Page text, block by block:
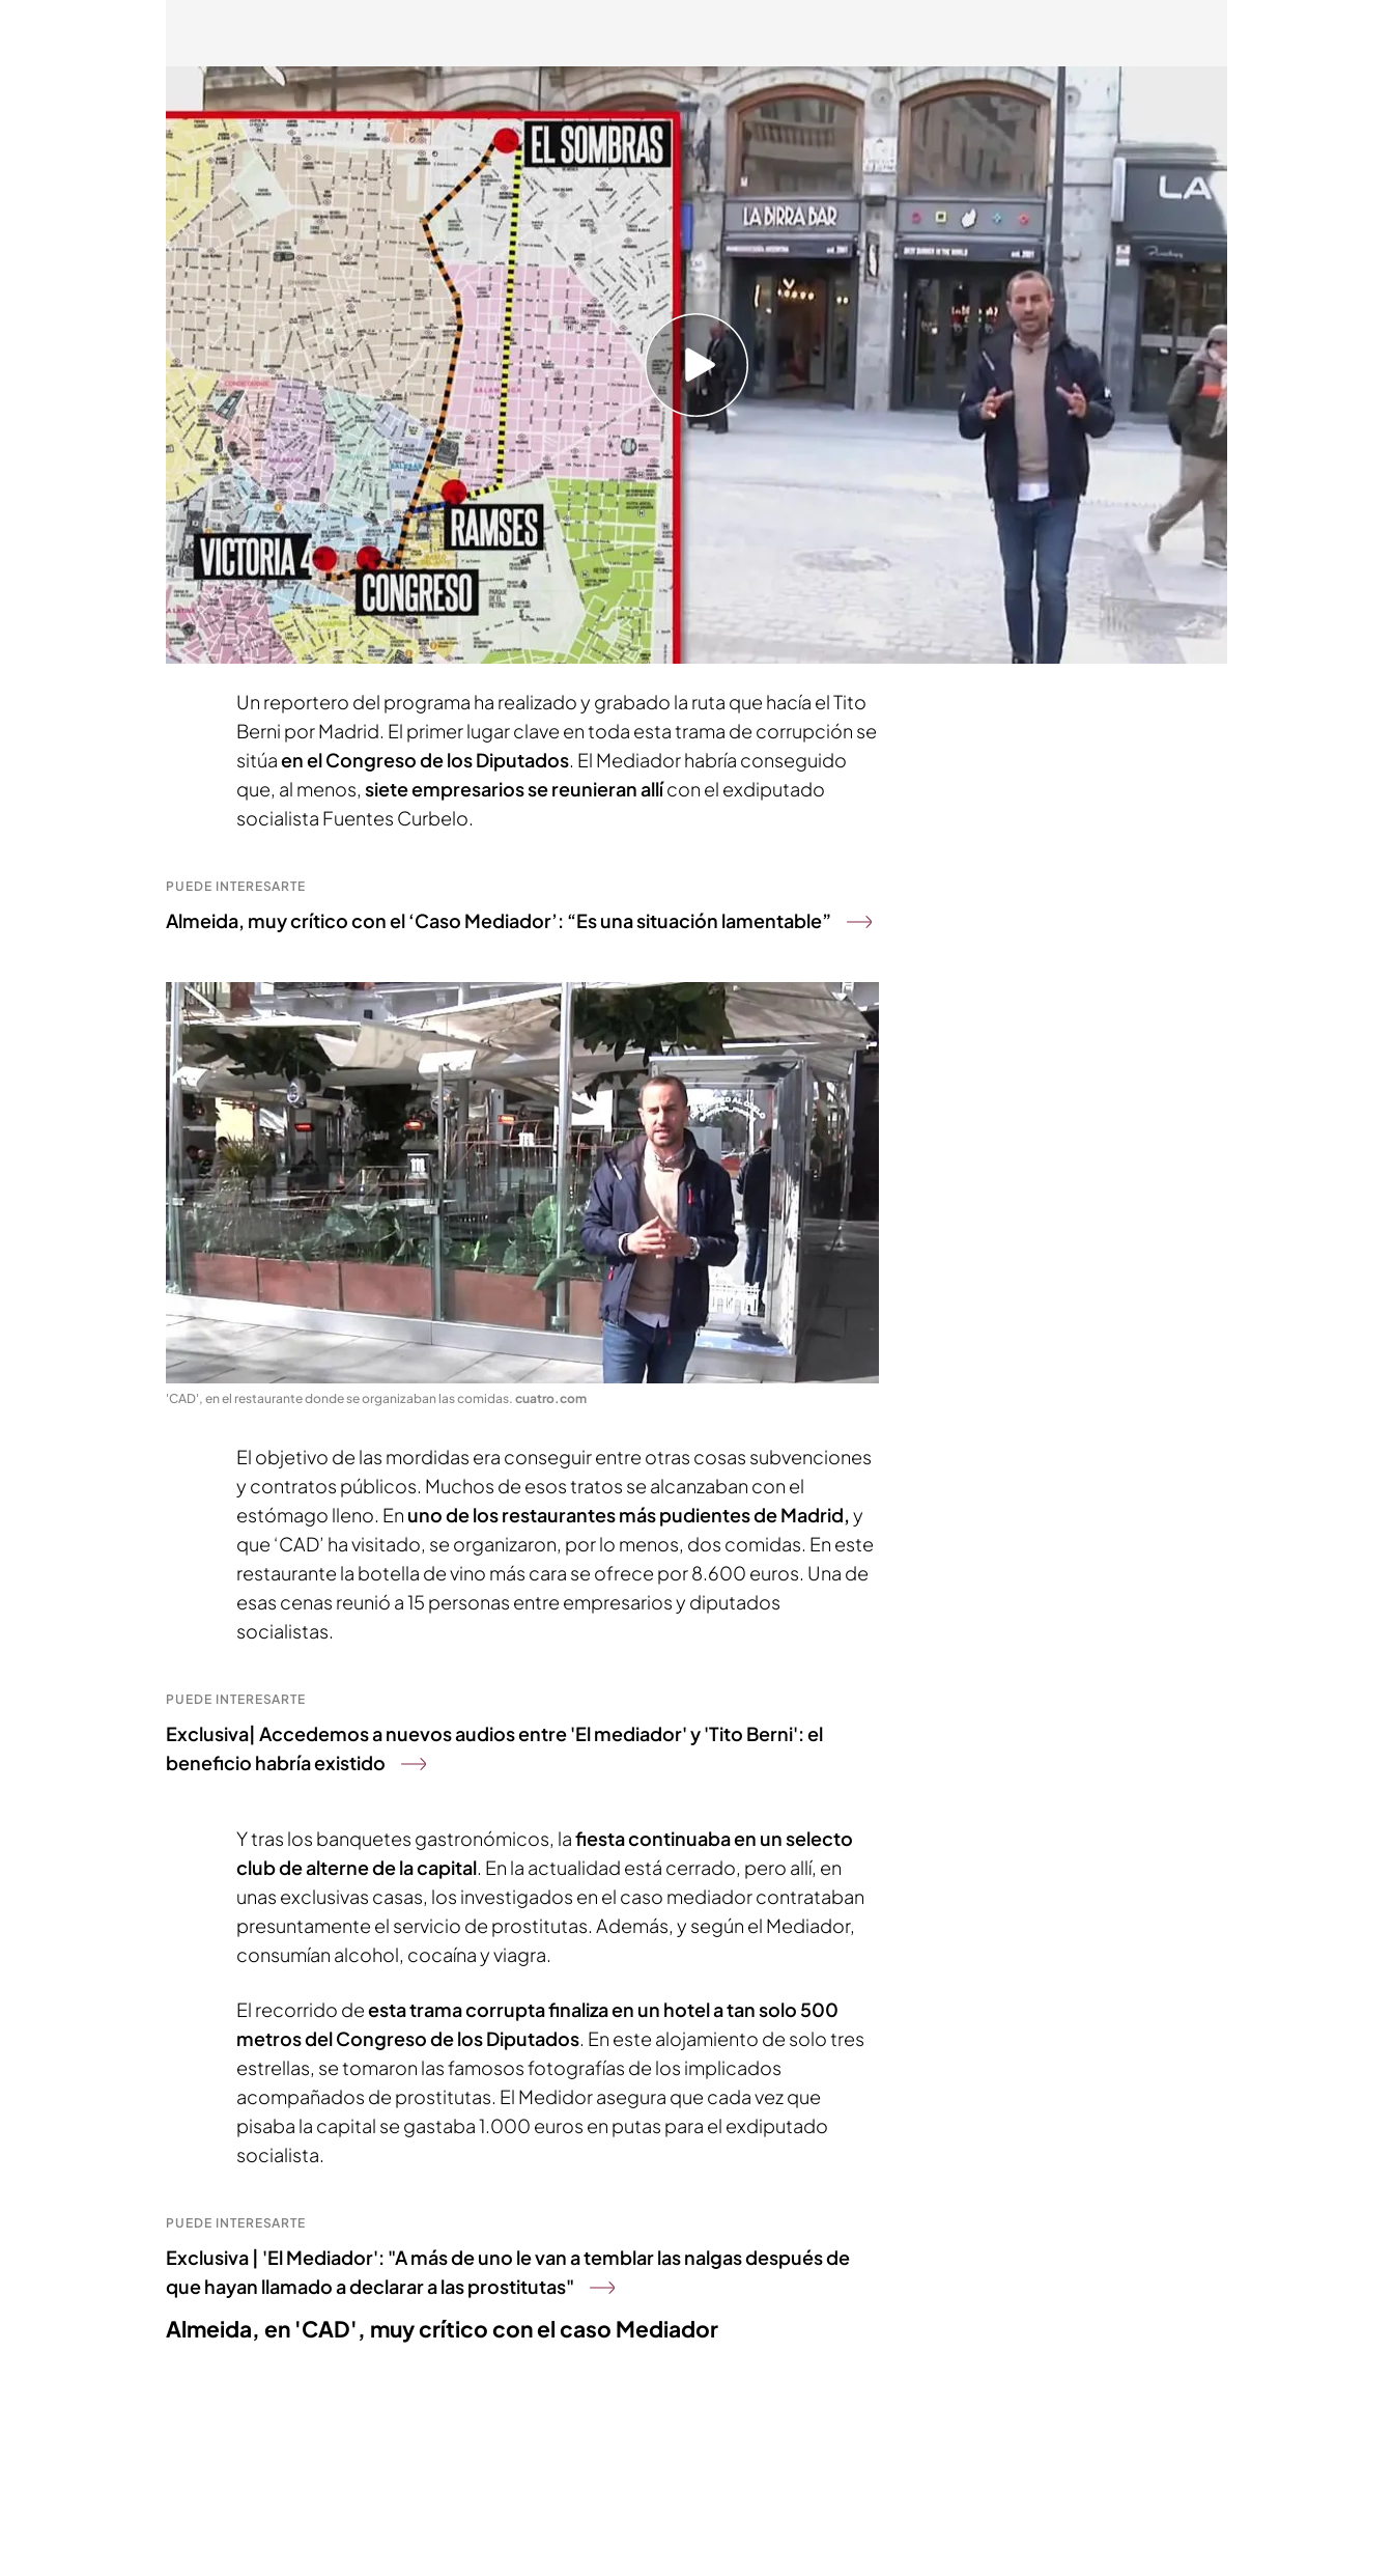
'CAD' recorre los locales donde se reunían en el caso Mediador
Cuatro al día
01 MAR 2023 - 18:41h.Actualizado a las 22:05h.
El Medidor asegura que cada vez que pisaba la capital se gastaba
1.000 euros en putas para el exdiputado socialista
El programa recorre los restaurantes, hoteles de lujo y clubes de
alterne del caso Mediador
'El mediador' desvela en 'TEM' el motivo por el que ha decidido
destapar la presunta trama de corrupción en Canarias
Compartir
‘Cuatro al día’ ha desvelado la ruta de locales, restaurantes y hoteles de
lujoque realizaba elTito Berni en Madriddurante lo que se conoce ya
como elcaso Mediador.Un caso de presunta corrupción que ha
en jaque al PSOE.
Un reportero del programa ha realizado y grabado la ruta que hacía el Tito
Berni por Madrid. El primer lugar clave en toda esta trama de corrupción se
sitúaen el Congreso de los Diputados. El Mediador habría conseguido
que, al menos, siete empresarios se reunieran allícon el exdiputado
socialista Fuentes Curbelo.
PUEDE INTERESARTE
Almeida, muy crítico con el ‘Caso Mediador’: “Es una situación lamentable”
'CAD', en el restaurante donde se organizaban las comidas. cuatro.com
El objetivo de las mordidas era conseguir entre otras cosas subvenciones
y contratos públicos. Muchos de esos tratos se alcanzaban con el
estómago lleno. En uno de los restaurantes más pudientes de Madrid,y
que ‘CAD’ ha visitado, se organizaron, por lo menos, dos comidas. En este
restaurante la botella de vino más cara se ofrece por 8.600 euros. Una de
esas cenas reunió a 15 personas entre empresarios y diputados
socialistas.
PUEDE INTERESARTE
Exclusiva| Accedemos a nuevos audios entre 'El mediador' y 'Tito Berni': el
beneficio habría existido
Y tras los banquetes gastronómicos, lafiesta continuaba en un selecto
club de alterne de la capital. En la actualidad está cerrado, pero allí, en
unas exclusivas casas, los investigados en el caso mediador contrataban
presuntamente el servicio de prostitutas. Además, y según el Mediador,
consumían alcohol, cocaína y viagra.
El recorrido deesta trama corrupta finaliza en un hotel a tan solo 500
metros del Congreso de los Diputados. En este alojamiento de solo tres
estrellas, se tomaron las famosos fotografías de los implicados
acompañados de prostitutas. El Medidor asegura que cada vez que
pisaba la capital se gastaba 1.000 euros en putas para el exdiputado
socialista.
PUEDE INTERESARTE
Exclusiva | 'El Mediador': "A más de uno le van a temblar las nalgas después de
que hayan llamado a declarar a las prostitutas"
Almeida, en 'CAD', muy crítico con el caso Mediador